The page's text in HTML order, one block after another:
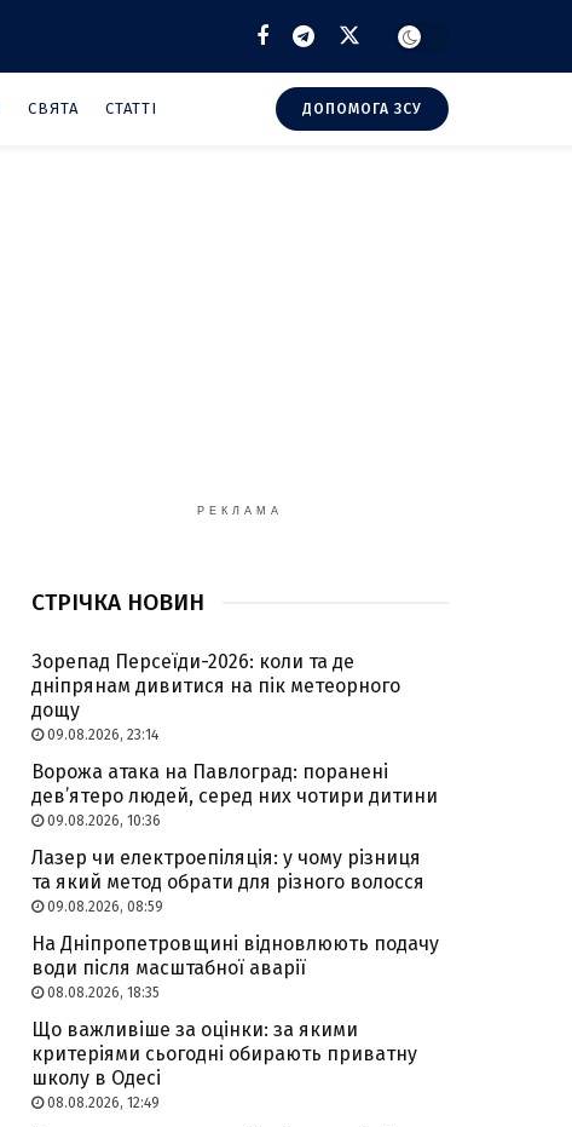
СВЯТА СТАТТІ ДОПОМОГА ЗСУ
РЕКЛАМА
СТРІЧКА НОВИН
Зорепад Персеїди-2026: коли та де
дніпрянам дивитися на пік метеорного
дощу
09.08.2026, 23:14
Ворожа атака на Павлоград: поранені
дев’ятеро людей, серед них чотири дитини
09.08.2026, 10:36
Лазер чи електроепіляція: у чому різниця
та який метод обрати для різного волосся
09.08.2026, 08:59
На Дніпропетровщині відновлюють подачу
води після масштабної аварії
08.08.2026, 18:35
Що важливіше за оцінки: за якими
критеріями сьогодні обирають приватну
школу в Одесі
08.08.2026, 12:49